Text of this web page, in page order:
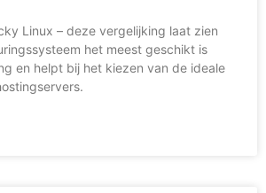
Linux – deze vergelijking laat zien
het meest geschikt is
en helpt bij het kiezen van de ideale